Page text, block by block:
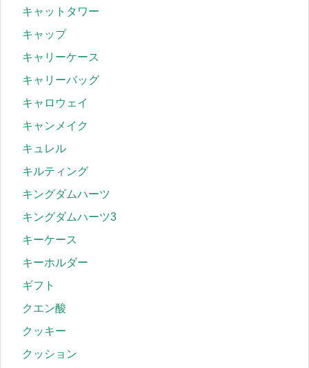
キャットタワー
キャップ
キャリーケース
キャリーバッグ
キャロウェイ
キャンメイク
キュレル
キルティング
キングダムハーツ
キングダムハーツ3
キーケース
キーホルダー
ギフト
クエン酸
クッキー
クッション